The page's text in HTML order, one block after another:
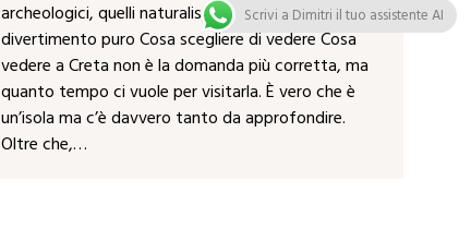
archeologici, quelli naturalistici, la notte e il giorno
divertimento puro Cosa scegliere di vedere Cosa
vedere a Creta non è la domanda più corretta, ma
quanto tempo ci vuole per visitarla. È vero che è
un’isola ma c’è davvero tanto da approfondire.
Oltre che,…
Scrivi a Dimitri il tuo assistente AI